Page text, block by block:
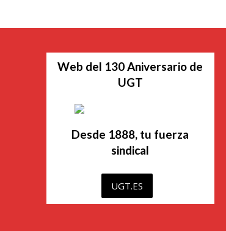
Web del 130 Aniversario de
UGT
Desde 1888, tu fuerza
sindical
UGT.ES